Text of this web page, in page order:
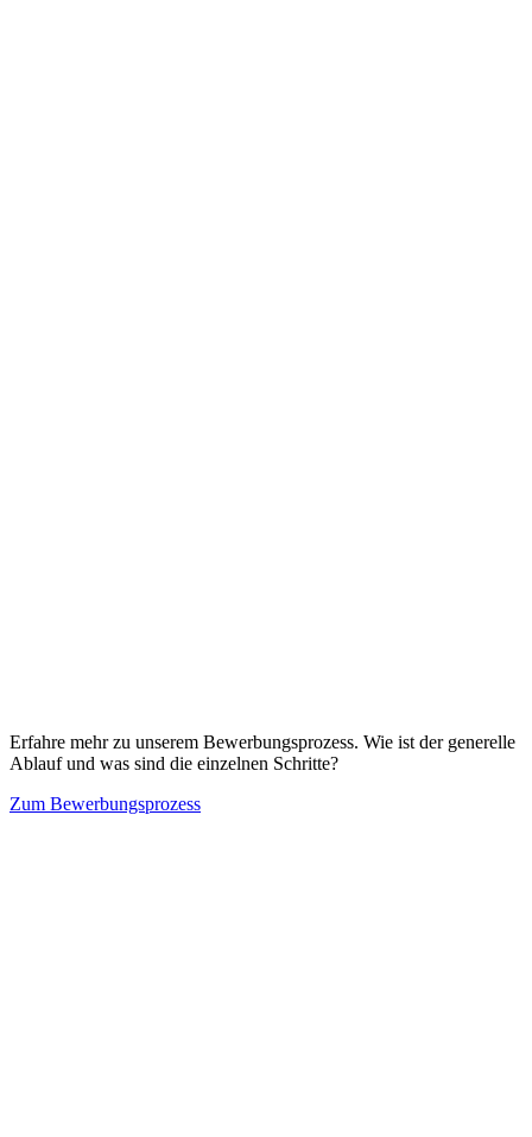
Erfahre mehr zu unserem Bewerbungsprozess. Wie ist der generelle
Ablauf und was sind die einzelnen Schritte?
Zum Bewerbungsprozess